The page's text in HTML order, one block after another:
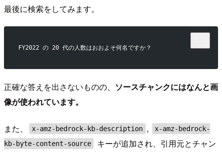
最後に検索をしてみます。
FY2022 の 20 代の人数はおおよそ何名ですか？
正確な答えを出さないものの、 ソースチャンクにはなんと画
像が使われています。
また、 x-amz-bedrock-kb-description ,
x-amz-bedrock-
kb-byte-content-source
キーが追加され、引用元とチャン